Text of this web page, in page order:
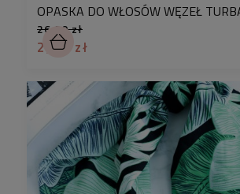
26,90 zł
2,90 zł